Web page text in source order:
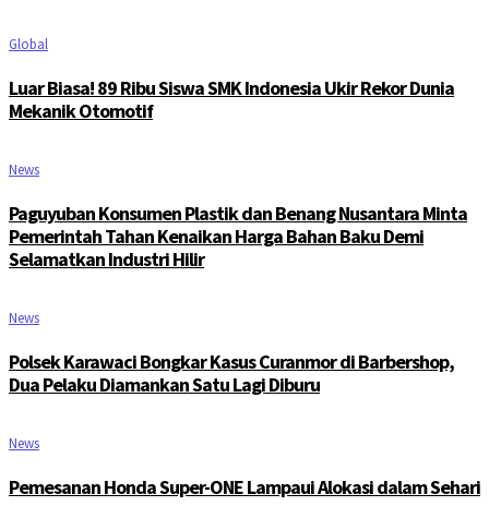
Global
Luar Biasa! 89 Ribu Siswa SMK Indonesia Ukir Rekor Dunia
Mekanik Otomotif
News
Paguyuban Konsumen Plastik dan Benang Nusantara Minta
Pemerintah Tahan Kenaikan Harga Bahan Baku Demi
Selamatkan Industri Hilir
News
Polsek Karawaci Bongkar Kasus Curanmor di Barbershop,
Dua Pelaku Diamankan Satu Lagi Diburu
News
Pemesanan Honda Super-ONE Lampaui Alokasi dalam Sehari